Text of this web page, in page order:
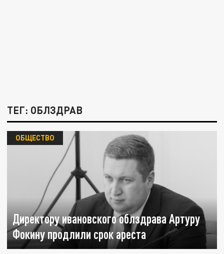
ТЕГ: ОБЛЗДРАВ
Директору ивановского облздрава Артуру
Фокину продлили срок ареста
ОБЩЕСТВО